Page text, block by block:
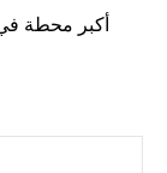
أكبر محطة